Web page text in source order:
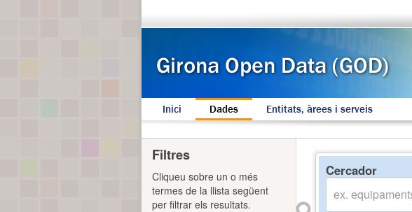
Inici Dades Entitats, àrees i serveis
Cercador
Filtres
Cliqueu sobre un o més
termes de la llista següent
per filtrar els resultats.